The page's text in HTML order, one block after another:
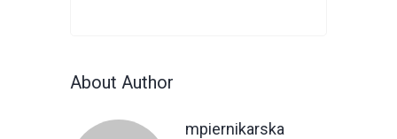
About Author
mpiernikarska